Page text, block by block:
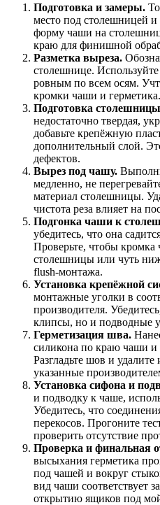
Подготовка и замеры.
место под столешницей
форму чаши на
краю для финишной
Разметка выреза.
столешнице.
ровным по всем осям.
кромки чаши и герметика.
Подготовка
недостаточно твердая,
добавьте крепёжную
дополнительный слой.
дефектов.
Вырез под чашу.
медленно, не
материал столешницы.
чистота реза влияет на
Подгонка чаши к
убедитесь, что она
Проверьте, чтобы
столешницы или чуть
flush-монтажа.
Установка крепёжной
монтажные уголки в
производителя.
клипсы, но и подводные
Герметизация шва.
силикона по краю чаши
Разгладьте шов и
указанные
Установка сифона и
и подводку к чаше,
Убедитесь, что
перекосов. Прогоните
проверить отсутствие
Проверка и финальная
высыхания герметика
под чашей и вокруг
вид чаши соответствует
открытию ящиков под